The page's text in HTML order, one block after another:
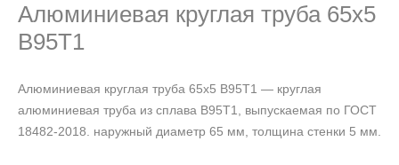
Алюминиевая круглая труба 65х5
В95Т1
Алюминиевая круглая труба 65х5 В95Т1 — круглая
алюминиевая труба из сплава В95Т1, выпускаемая по ГОСТ
18482-2018. наружный диаметр 65 мм, толщина стенки 5 мм.